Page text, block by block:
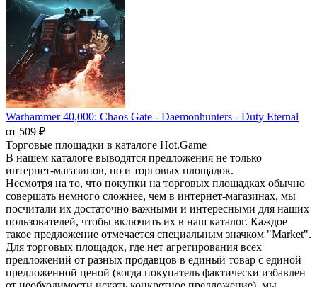
Warhammer 40,000: Chaos Gate - Daemonhunters - Duty Eternal
от 509 ₽
Торговые площадки в каталоге Hot.Game
В нашем каталоге выводятся предложения не только
интернет-магазинов, но и торговых площадок.
Несмотря на то, что покупки на торговых площадках обычно
совершать немного сложнее, чем в интернет-магазинах, мы
посчитали их достаточно важными и интересными для наших
пользователей, чтобы включить их в наш каталог. Каждое
такое предложение отмечается специальным значком "Market".
Для торговых площадок, где нет агрегирования всех
предложений от разных продавцов в единый товар с единой
предложенной ценой (когда покупатель фактически избавлен